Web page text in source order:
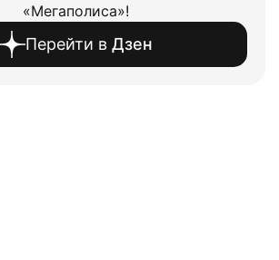
«Мегаполиса»!
Перейти в Дзен